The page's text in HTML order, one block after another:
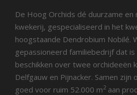
De Hoog Orchids dé duurzame
kwekerij, gespecialiseerd in het
hoogstaande Dendrobium Nobilé.
gepassioneerd familiebedrijf dat
beschikken over twee orchideeën
Delfgauw en Pijnacker. Samen zijn
goed voor ruim 52.000 m2 aan